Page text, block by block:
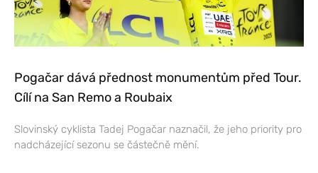
Pogačar dává přednost monumentům před Tour.
Cílí na San Remo a Roubaix
Slovinský cyklista Tadej Pogačar naznačil, že jeho priority pro
nadcházející sezonu se částečně mění.